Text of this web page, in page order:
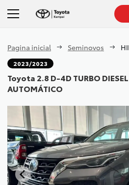
Pagina inicial Seminovos
2023/2023
Toyota 2.8 D-4D TURBO
AUTOMÁTICO